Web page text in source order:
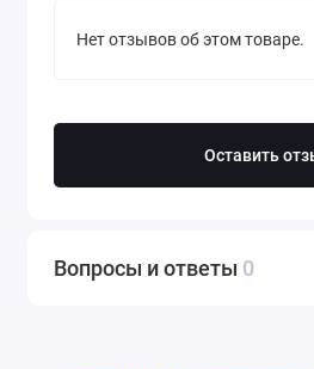
стрельбы и
Нет отзывов об этом товаре.
Оставить
Вопросы и ответы 0